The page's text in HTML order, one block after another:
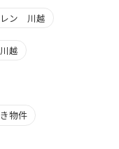
レン 川越
越
物件